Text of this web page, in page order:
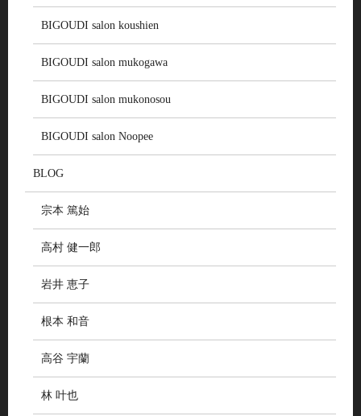
BIGOUDI salon koushien
BIGOUDI salon mukogawa
BIGOUDI salon mukonosou
BIGOUDI salon Noopee
BLOG
宗本 篤始
高村 健一郎
岩井 恵子
根本 和音
高谷 宇蘭
林 叶也